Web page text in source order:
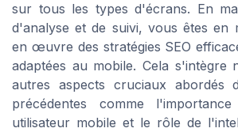
sur tous les types d'écrans. En
d'analyse et de suivi, vous êtes en
en œuvre des stratégies SEO
adaptées au mobile. Cela s'intègre
autres aspects cruciaux abordés
précédentes comme
utilisateur mobile et le rôle de